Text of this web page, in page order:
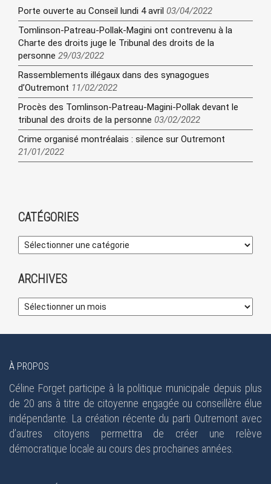
Porte ouverte au Conseil lundi 4 avril 03/04/2022
Tomlinson-Patreau-Pollak-Magini ont contrevenu à la
Charte des droits juge le Tribunal des droits de la
personne 29/03/2022
Rassemblements illégaux dans des synagogues
d’Outremont 11/02/2022
Procès des Tomlinson-Patreau-Magini-Pollak devant le
tribunal des droits de la personne 03/02/2022
Crime organisé montréalais : silence sur Outremont
21/01/2022
CATÉGORIES
ARCHIVES
À PROPOS
Céline Forget participe à la politique municipale depuis plus
de 20 ans à titre de citoyenne engagée ou conseillère élue
indépendante. La création récente du parti Outremont avec
d’autres citoyens permettra de créer une relève
démocratique locale au cours des prochaines années.